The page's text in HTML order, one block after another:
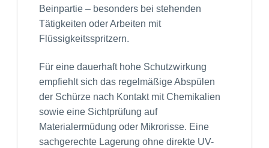
Beinpartie – besonders bei stehenden
Tätigkeiten oder Arbeiten mit
Flüssigkeitsspritzern.
Für eine dauerhaft hohe Schutzwirkung
empfiehlt sich das regelmäßige Abspülen
der Schürze nach Kontakt mit Chemikalien
sowie eine Sichtprüfung auf
Materialermüdung oder Mikrorisse. Eine
sachgerechte Lagerung ohne direkte UV-